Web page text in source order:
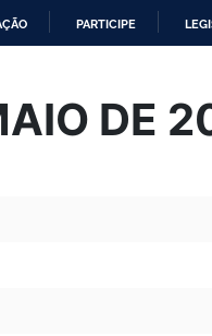
PARTICIPE
DE